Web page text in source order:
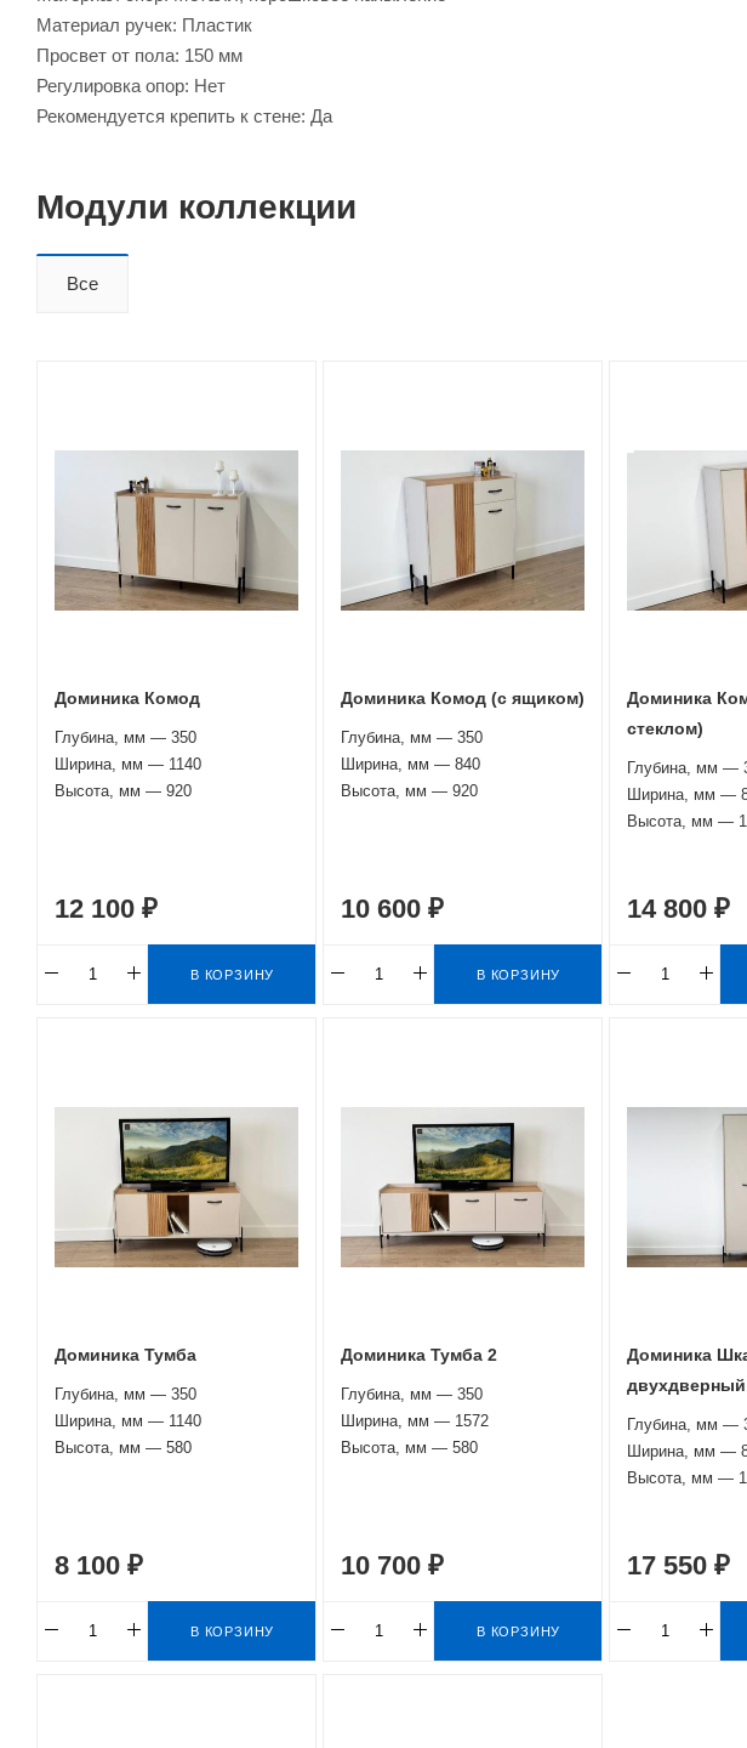
Материал ручек: Пластик
Просвет от пола: 150 мм
Регулировка опор: Нет
Рекомендуется крепить к стене: Да
Модули коллекции
Все
Доминика Комод
Глубина, мм — 350
Ширина, мм — 1140
Высота, мм — 920
12 100 ₽
В КОРЗИНУ
Доминика Комод (с ящиком)
Глубина, мм — 350
Ширина, мм — 840
Высота, мм — 920
10 600 ₽
В КОРЗИНУ
Доминика
стеклом)
Глубина, мм —
Ширина, мм —
Высота, мм —
14 800 ₽
Доминика Тумба
Глубина, мм — 350
Ширина, мм — 1140
Высота, мм — 580
8 100 ₽
В КОРЗИНУ
Доминика Тумба 2
Глубина, мм — 350
Ширина, мм — 1572
Высота, мм — 580
10 700 ₽
В КОРЗИНУ
Доминика
двухдверный
Глубина, мм —
Ширина, мм —
Высота, мм —
17 550 ₽